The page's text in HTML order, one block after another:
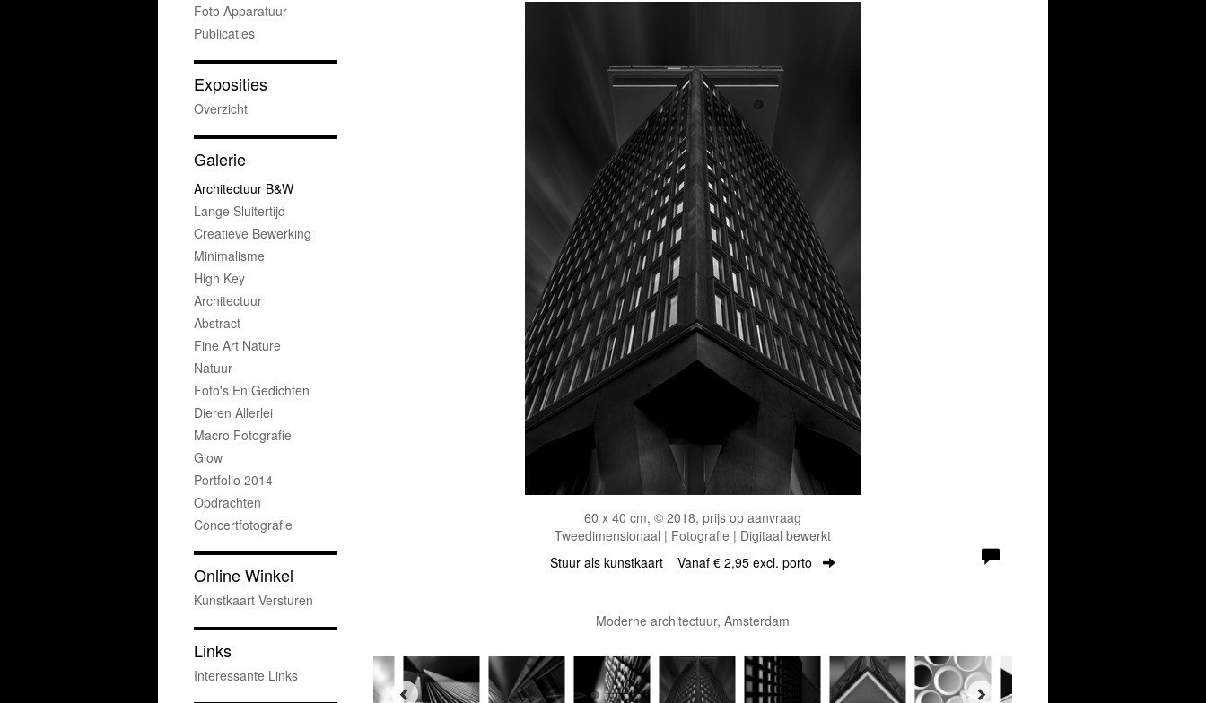
60 x 40 cm, © 2018, prijs op aanvraag
Tweedimensionaal | Fotografie | Digitaal bewerkt
Stuur als kunstkaart Vanaf € 2,95 excl. porto
Moderne architectuur, Amsterdam
Foto Apparatuur
Publicaties
Exposities
Overzicht
Galerie
Architectuur B&w
Lange Sluitertijd
Creatieve Bewerking
Minimalisme
High Key
Architectuur
Abstract
Fine Art Nature
Natuur
Foto's En Gedichten
Dieren Allerlei
Macro Fotografie
Glow
Portfolio 2014
Opdrachten
Concertfotografie
Online Winkel
Kunstkaart Versturen
Links
Interessante Links